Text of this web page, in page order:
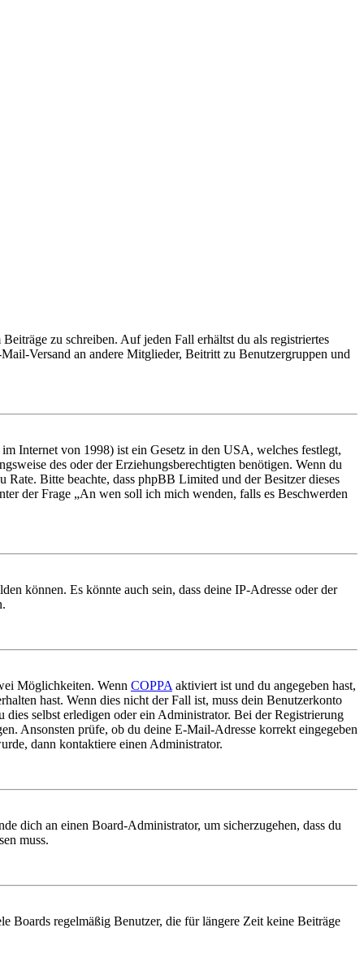
zu schreiben. Auf jeden Fall erhältst du als registriertes
Versand an andere Mitglieder, Beitritt zu Benutzergruppen und
Internet von 1998) ist ein Gesetz in den USA, welches festlegt,
des oder der Erziehungsberechtigten benötigen. Wenn du
Bitte beachte, dass phpBB Limited und der Besitzer dieses
der Frage „An wen soll ich mich wenden, falls es Beschwerden
können. Es könnte auch sein, dass deine IP-Adresse oder der
Möglichkeiten. Wenn COPPA aktiviert ist und du angegeben hast,
hast. Wenn dies nicht der Fall ist, muss dein Benutzerkonto
selbst erledigen oder ein Administrator. Bei der Registrierung
Ansonsten prüfe, ob du deine E-Mail-Adresse korrekt eingegeben
dann kontaktiere einen Administrator.
dich an einen Board-Administrator, um sicherzugehen, dass du
muss.
Boards regelmäßig Benutzer, die für längere Zeit keine Beiträge